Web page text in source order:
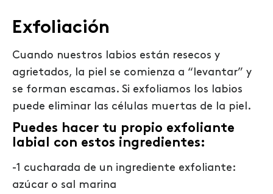
Exfoliación
Cuando nuestros labios están resecos y
agrietados, la piel se comienza a “levantar” y
se forman escamas. Si exfoliamos los labios
puede eliminar las células muertas de la piel.
Puedes hacer tu propio exfoliante
labial con estos ingredientes:
-1 cucharada de un ingrediente exfoliante:
azúcar o sal marina